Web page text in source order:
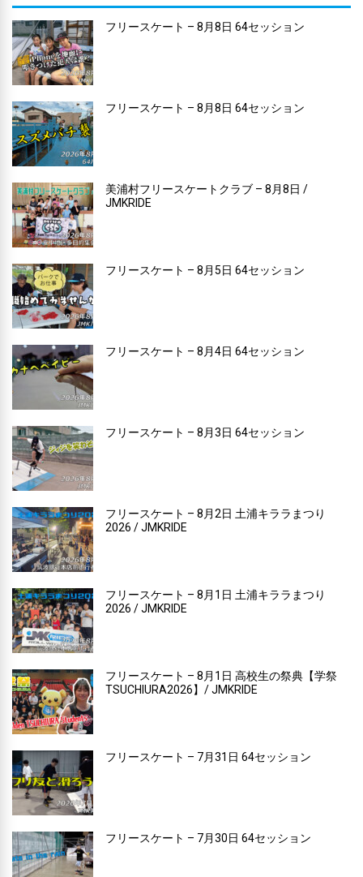
フリースケート – 8月8日 64セッション
フリースケート – 8月8日 64セッション
美浦村フリースケートクラブ – 8月8日 /
JMKRIDE
フリースケート – 8月5日 64セッション
フリースケート – 8月4日 64セッション
フリースケート – 8月3日 64セッション
フリースケート – 8月2日 土浦キララまつり
2026 / JMKRIDE
フリースケート – 8月1日 土浦キララまつり
2026 / JMKRIDE
フリースケート – 8月1日 高校生の祭典【学祭
TSUCHIURA2026】/ JMKRIDE
フリースケート – 7月31日 64セッション
フリースケート – 7月30日 64セッション